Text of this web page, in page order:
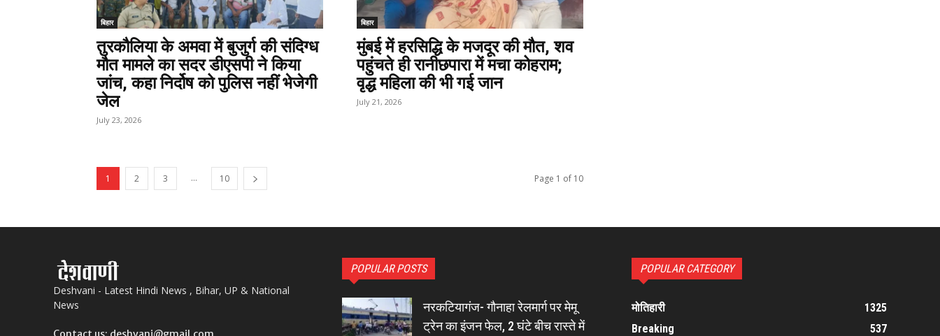
बिहार
तुरकौलिया के अमवा में बुजुर्ग की संदिग्ध
मौत मामले का सदर डीएसपी ने किया
जांच, कहा निर्दोष को पुलिस नहीं भेजेगी
जेल
July 23, 2026
बिहार
मुंबई में हरसिद्धि के मजदूर की मौत, शव
पहुंचते ही रानीछपारा में मचा कोहराम;
वृद्ध महिला की भी गई जान
July 21, 2026
1 2 3 ... 10 Page 1 of 10
Deshvani - Latest Hindi News , Bihar, UP & National
News
POPULAR POSTS
नरकटियागंज- गौनाहा रेलमार्ग पर मेमू
ट्रेन का इंजन फेल, 2 घंटे बीच रास्ते में
POPULAR CATEGORY
मोतिहारी
1325
Breaking
537